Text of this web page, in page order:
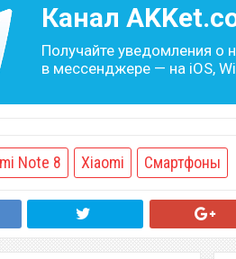
Канал
Получайте уведомления о
в мессенджере — на iOS,
Note 8 Xiaomi Смартфоны